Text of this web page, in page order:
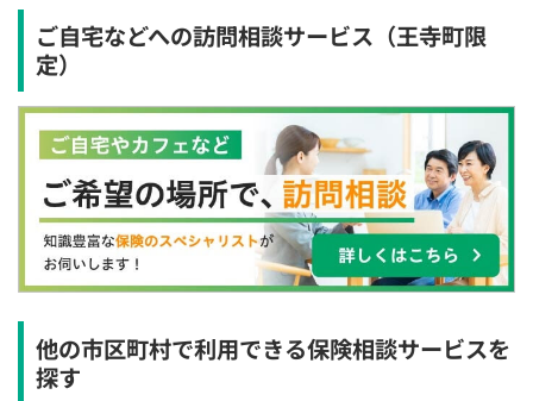
×
11:30
×
12:00
×
12:30
×
×
13:30
×
×
12:00
×
12:30
◯
◯
×
×
12:00
×
12:30
◯
◯
◯
12:00
◯
12:30
◯
◯
◯
◯
12:00
◯
12:30
◯
◯
◯
◯
◯
12:30
◯
◯
◯
◯
12:00
◯
12:30
◯
◯
ご自宅などへの訪問相談サービス（王寺町限
定）
他の市区町村で利用できる保険相談サービスを
探す